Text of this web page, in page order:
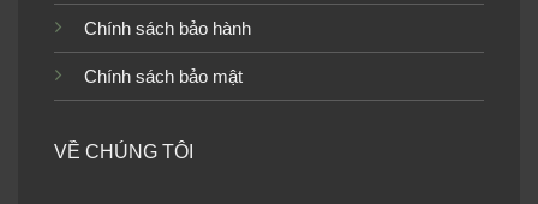
Giấy dán tường giả đá 3D tạo cho bạn cảm giác như mảng
hình ảnh màgiấy dán tường 3D
Chính sách bảo hành
Chính sách bảo mật
VỀ CHÚNG TÔI